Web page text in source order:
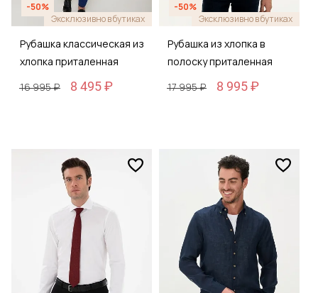
-50%
Эксклюзивно в бутиках
Рубашка классическая из
хлопка приталенная
16 995 ₽
8 495 ₽
-50%
Эксклюзивно в бутиках
Рубашка из хлопка в
полоску приталенная
17 995 ₽
8 995 ₽